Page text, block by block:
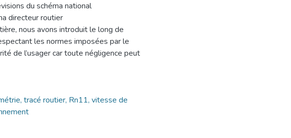
du schéma national
directeur routier
nous avons introduit le long de
les normes imposées par le
de l’usager car toute négligence peut
tracé routier, Rn11, vitesse de